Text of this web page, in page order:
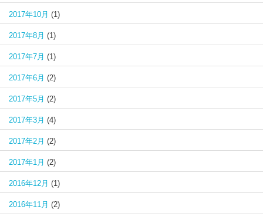
2017年10月 (1)
2017年8月 (1)
2017年7月 (1)
2017年6月 (2)
2017年5月 (2)
2017年3月 (4)
2017年2月 (2)
2017年1月 (2)
2016年12月 (1)
2016年11月 (2)